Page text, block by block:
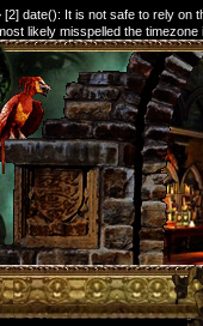
[2] date(): It is not safe to rely on
likely misspelled the